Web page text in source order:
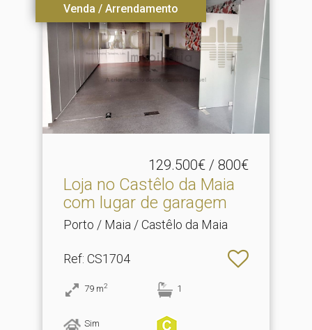
Venda / Arrendamento
129.500€ / 800€
Loja no Castêlo da Maia
com lugar de garagem
Porto / Maia / Castêlo da Maia
Ref: CS1704
79 m2 1
Sim